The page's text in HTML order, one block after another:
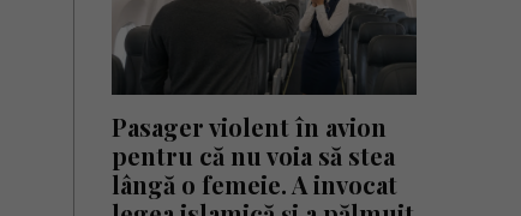
Pasager violent în avion
pentru că nu voia să stea
lângă o femeie. A invocat